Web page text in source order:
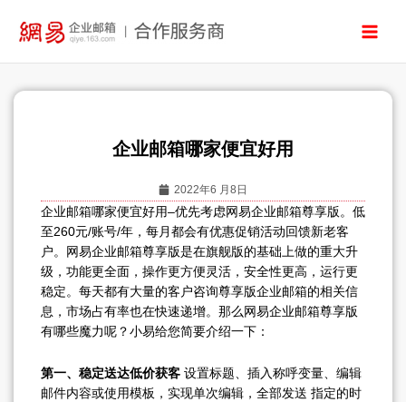
企业邮箱哪家便宜好用
2022年6 月8日
企业邮箱哪家便宜好用–优先考虑网易企业邮箱尊享版。低
至260元/账号/年，每月都会有优惠促销活动回馈新老客
户。网易企业邮箱尊享版是在旗舰版的基础上做的重大升
级，功能更全面，操作更方便灵活，安全性更高，运行更
稳定。每天都有大量的客户咨询尊享版企业邮箱的相关信
息，市场占有率也在快速递增。那么网易企业邮箱尊享版
有哪些魔力呢？小易给您简要介绍一下：
第一、稳定送达低价获客 设置标题、插入称呼变量、编辑
邮件内容或使用模板，实现单次编辑，全部发送 指定的时